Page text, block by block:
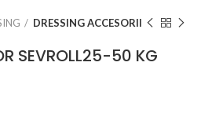
DRESSING ACCESORII
SEVROLL25-50 KG